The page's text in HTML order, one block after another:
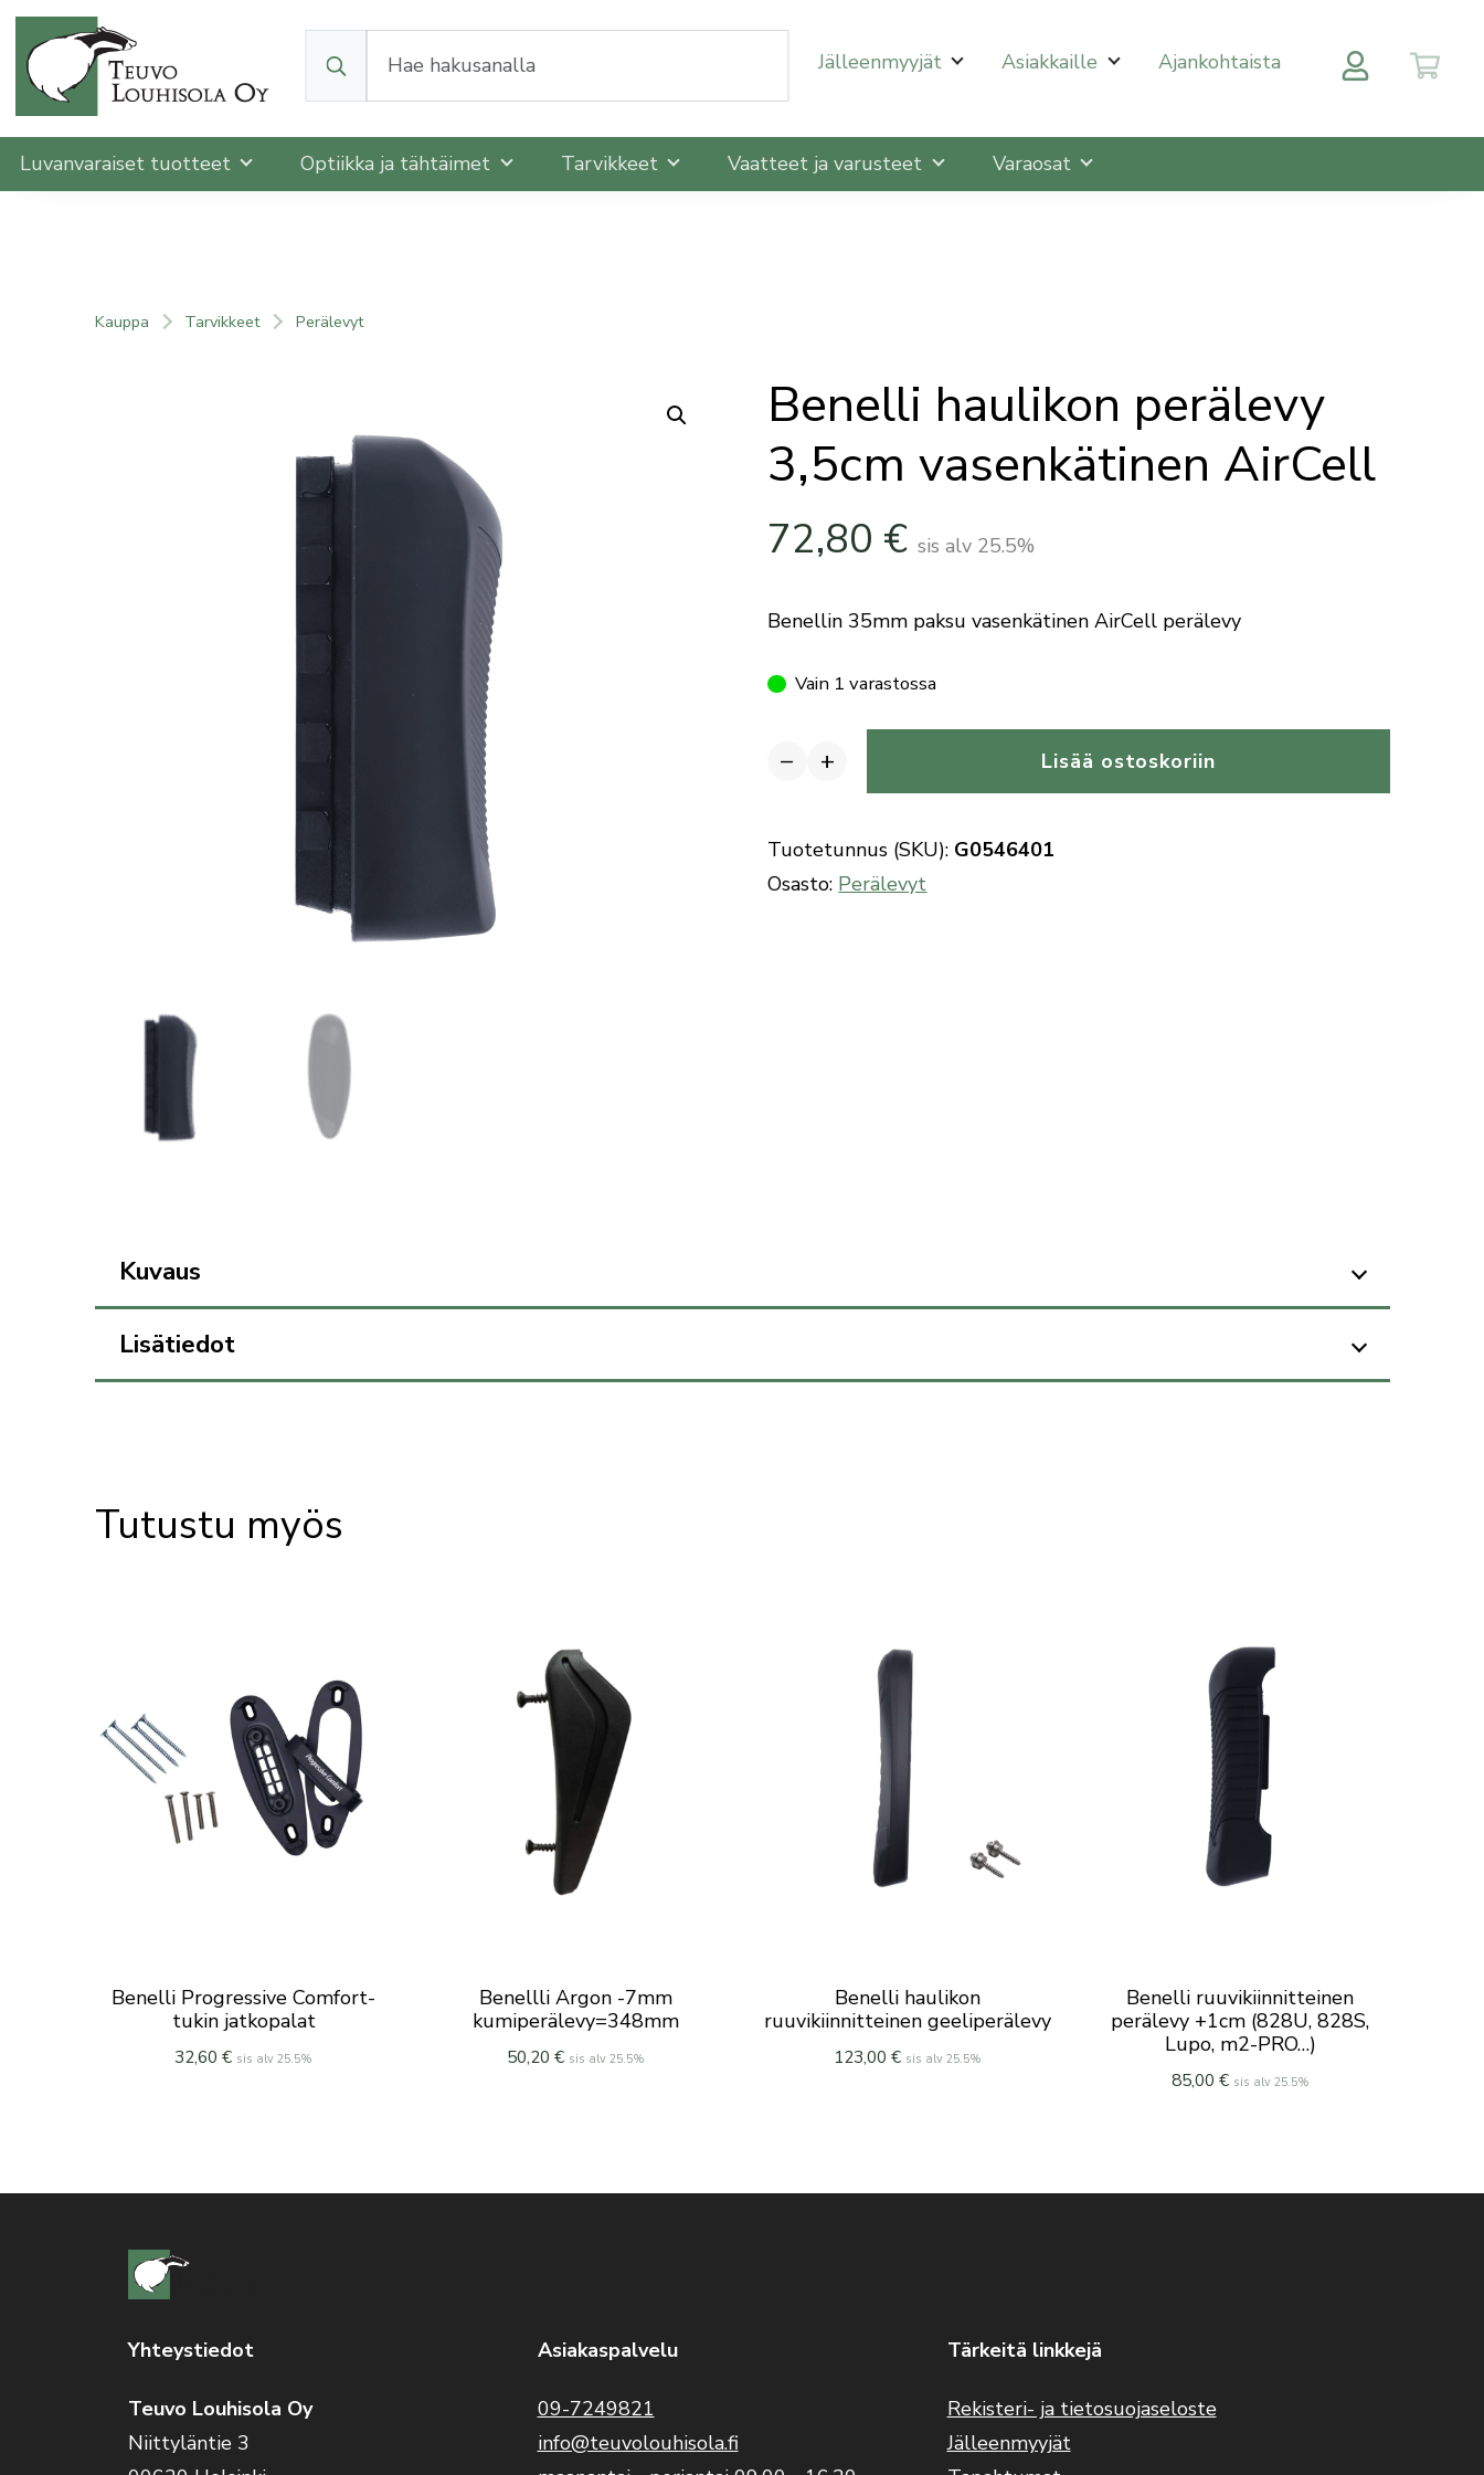
Kun tuloksia tulee, voit selata niitä nuolinäppäimillä ylös ja alas ja siirtyä halutulle sivulle enterin painalluksella.
Jälleenmyyjät Asiakkaille Ajankohtaista
Luvanvaraiset tuotteet Optiikka ja tähtäimet Tarvikkeet Vaatteet ja varusteet Varaosat
Kauppa Tarvikkeet Perälevyt
Benelli haulikon perälevy
3,5cm vasenkätinen AirCell
72,80 € sis alv 25.5%
Benellin 35mm paksu vasenkätinen AirCell perälevy
Vain 1 varastossa
−
Benelli
perälevy
3,5cm
+ Lisää ostoskoriin
Tuotetunnus (SKU): G0546401
Osasto: Perälevyt
Kuvaus
Lisätiedot
Tutustu myös
Benelli Progressive Comfort-
tukin jatkopalat
32,60€ sis alv 25.5%
Benellli Argon -7mm
kumiperälevy=348mm
50,20€ sis alv 25.5%
Benelli haulikon
ruuvikiinnitteinen geeliperälevy
123,00€ sis alv 25.5%
Benelli ruuvikiinnitteinen
perälevy +1cm (828U, 828S,
Lupo, m2-PRO…)
85,00 € sis alv 25.5%
Yhteystiedot
Teuvo Louhisola Oy
Niittyläntie 3
Asiakaspalvelu
09-7249821
info@teuvolouhisola.fi
Tärkeitä linkkejä
Rekisteri- ja tietosuojaseloste
Jälleenmyyjät